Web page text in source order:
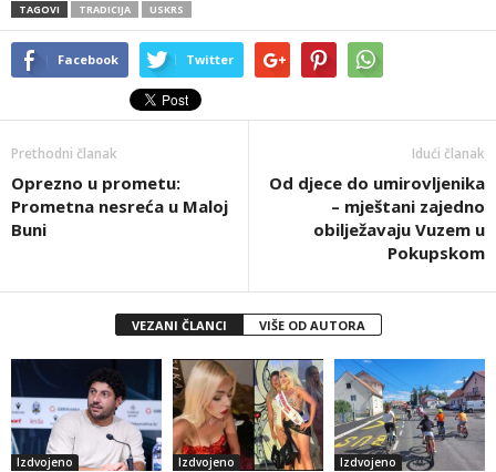
TAGOVI TRADICIJA USKRS
Facebook Twitter
Prethodni članak
Oprezno u prometu:
Prometna nesreća u Maloj
Buni
Idući članak
Od djece do umirovljenika
– mještani zajedno
obilježavaju Vuzem u
Pokupskom
VEZANI ČLANCI VIŠE OD AUTORA
Izdvojeno Izdvojeno Izdvojeno